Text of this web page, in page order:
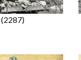
(2287)